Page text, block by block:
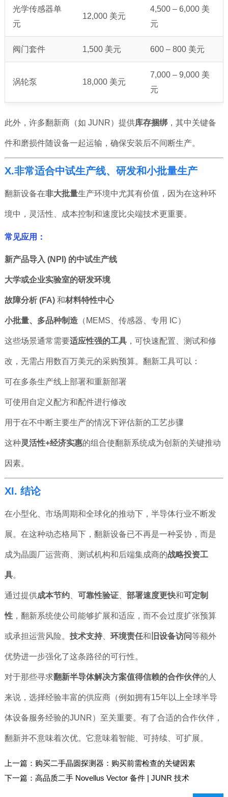
光学传感器单
元
12,000 美元
4,500 – 6,000 美
元
阀门套件 1,500 美元 600 – 800 美元
涡轮泵 18,000 美元
7,000 – 9,000 美
元
此外，许多翻新商（如 JUNR）提供库存捆绑，其中关键备
件和磨损件随设备一起运输，确保安装后不间断生产。
X.非常适合中试生产线、研发和小批量生产
翻新设备在非大批量生产环境中尤其有价值，因为在这种环
境中，灵活性、成本控制和速度比尖端技术更重要。
常见应用：
新产品导入 (NPI) 的中试生产线
大学或企业实验室的研发环境
故障分析 (FA)和材料特性中心
小批量、多品种制造（MEMS、传感器、专用 IC）
这些场景通常需要适应性强的工具，可快速配置、测试和修
改，无需占用数百万美元的采购预算。翻新工具可以：
可在多条生产线上部署和重新部署
可使用自定义配方和配件进行修改
用于在不中断主要生产的情况下评估新的工艺步骤
这种灵活性+经济实惠的组合使翻新系统成为创新的关键推动
因素。
XI. 结论
在小型化、市场周期和全球化的推动下，半导体行业不断发
展。在这种动态格局下，翻新设备已不再是一种妥协，而是
成为晶圆厂运营商、测试机构和后端集成商的战略投资工
具。
通过提供成本节约、 可靠性验证、 部署速度更快和可定制
性，翻新系统使公司能够扩展和适应，而不会过度扩张预算
或承担运营风险。 技术支持、 环境责任和 旧设备访问等额外
优势进一步强化了这条路径的可行性。
对于那些寻求翻新半导体解决方案值得信赖的合作伙伴的人
来说，选择经验丰富的供应商（例如拥有15年以上全球半导
体设备服务经验的JUNR）至关重要。有了合适的合作伙伴，
翻新并不意味着次优。它意味着智能、可持续、可扩展。
上一篇： 购买二手晶圆探测器：购买前需检查的关键因素
下一篇： 高品质二手 Novellus Vector 备件 | JUNR 技术